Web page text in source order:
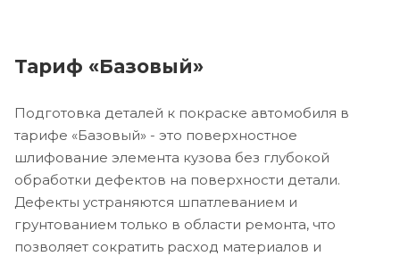
Тариф «Базовый»
Подготовка деталей к покраске автомобиля в
тарифе «Базовый» - это поверхностное
шлифование элемента кузова без глубокой
обработки дефектов на поверхности детали.
Дефекты устраняются шпатлеванием и
грунтованием только в области ремонта, что
позволяет сократить расход материалов и